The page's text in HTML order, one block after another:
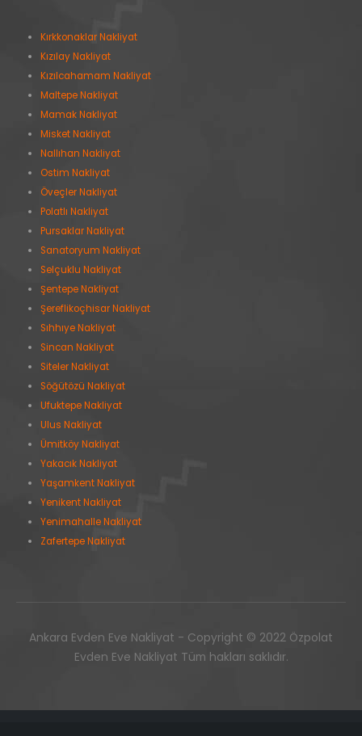
Kırkkonaklar Nakliyat
Kızılay Nakliyat
Kızılcahamam Nakliyat
Maltepe Nakliyat
Mamak Nakliyat
Misket Nakliyat
Nallıhan Nakliyat
Ostim Nakliyat
Öveçler Nakliyat
Polatlı Nakliyat
Pursaklar Nakliyat
Sanatoryum Nakliyat
Selçuklu Nakliyat
Şentepe Nakliyat
Şereflikoçhisar Nakliyat
Sıhhıye Nakliyat
Sincan Nakliyat
Siteler Nakliyat
Söğütözü Nakliyat
Ufuktepe Nakliyat
Ulus Nakliyat
Ümitköy Nakliyat
Yakacık Nakliyat
Yaşamkent Nakliyat
Yenikent Nakliyat
Yenimahalle Nakliyat
Zafertepe Nakliyat
Ankara Evden Eve Nakliyat - Copyright © 2022 Özpolat
Evden Eve Nakliyat Tüm hakları saklıdır.